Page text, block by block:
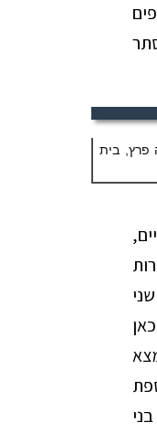
פרץ, בית